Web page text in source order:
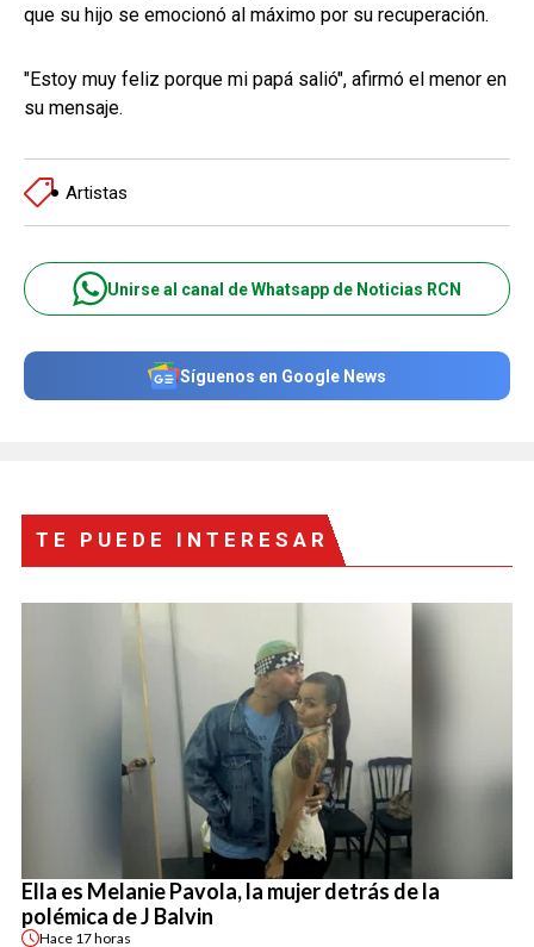
que su hijo se emocionó al máximo por su recuperación.
"Estoy muy feliz porque mi papá salió", afirmó el menor en
su mensaje.
Artistas
Unirse al canal de Whatsapp de Noticias RCN
Síguenos en Google News
TE PUEDE INTERESAR
Ella es Melanie Pavola, la mujer detrás de la
polémica de J Balvin
Hace 17 horas